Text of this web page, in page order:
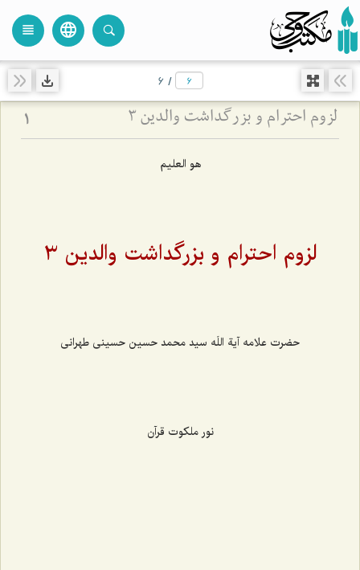
language
view_headline
/
6
لزوم احترام و بزرگداشت والدین 3 1
هو العلیم
لزوم احترام و بزرگداشت والدین ٣
حضرت علامه آیة اللَه سید محمد حسین حسینی طهرانی
نور ملکوت قرآن